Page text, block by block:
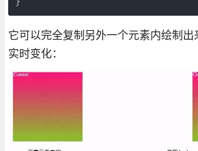
它可以完全复制另外一个元素内绘制
实时变化：